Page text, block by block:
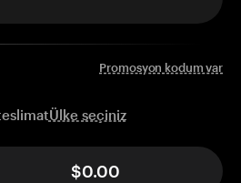
Promosyon kodum var
Ülke seçiniz
$0.00